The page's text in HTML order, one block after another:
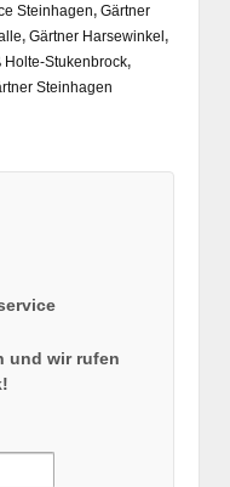
Steinhagen, Gärtner
, Gärtner Harsewinkel,
Holte-Stukenbrock,
Steinhagen
und wir rufen